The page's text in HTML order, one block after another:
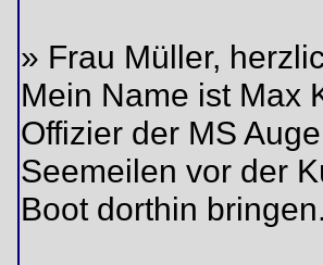
» Frau Müller,
Mein Name ist Max
Offizier der MS
Seemeilen vor der
Boot dorthin